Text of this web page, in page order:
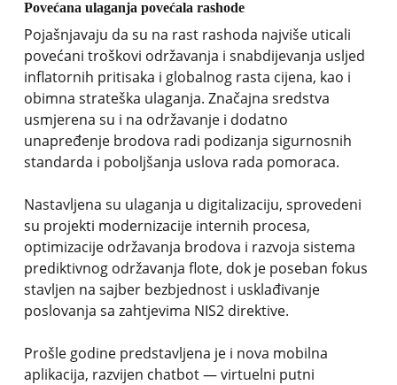
Povećana ulaganja povećala rashode
Pojašnjavaju da su na rast rashoda najviše uticali
povećani troškovi održavanja i snabdijevanja usljed
inflatornih pritisaka i globalnog rasta cijena, kao i
obimna strateška ulaganja. Značajna sredstva
usmjerena su i na održavanje i dodatno
unapređenje brodova radi podizanja sigurnosnih
standarda i poboljšanja uslova rada pomoraca.
Nastavljena su ulaganja u digitalizaciju, sprovedeni
su projekti modernizacije internih procesa,
optimizacije održavanja brodova i razvoja sistema
prediktivnog održavanja flote, dok je poseban fokus
stavljen na sajber bezbjednost i usklađivanje
poslovanja sa zahtjevima NIS2 direktive.
Prošle godine predstavljena je i nova mobilna
aplikacija, razvijen chatbot — virtuelni putni